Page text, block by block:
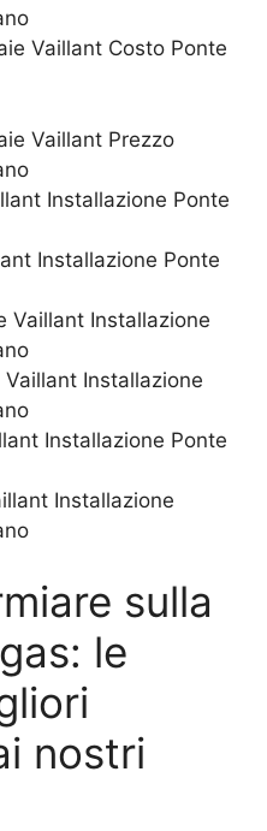
Vaillant Costo Ponte
Vaillant Prezzo
Installazione Ponte
Installazione Ponte
Vaillant Installazione
Installazione
Installazione Ponte
Installazione
sulla
le
nostri